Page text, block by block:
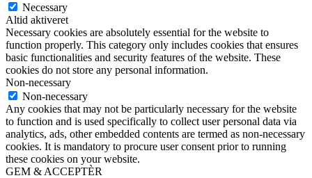
Necessary
Altid aktiveret
Necessary cookies are absolutely essential for the website to
function properly. This category only includes cookies that ensures
basic functionalities and security features of the website. These
cookies do not store any personal information.
Non-necessary
Non-necessary
Any cookies that may not be particularly necessary for the website
to function and is used specifically to collect user personal data via
analytics, ads, other embedded contents are termed as non-necessary
cookies. It is mandatory to procure user consent prior to running
these cookies on your website.
GEM & ACCEPTÈR